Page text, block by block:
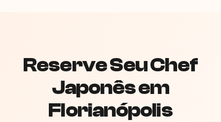
Reserve Seu Chef
Japonês em
Florianópolis